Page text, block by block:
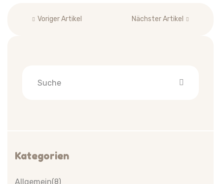
Beitragsnavigation
Voriger Artikel Nächster Artikel
Kategorien
Allgemein(8)